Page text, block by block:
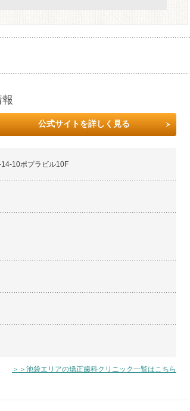
公式サイトを詳しく見る
10ポプラビル10F
＞＞池袋エリアの矯正歯科クリニック一覧はこちら